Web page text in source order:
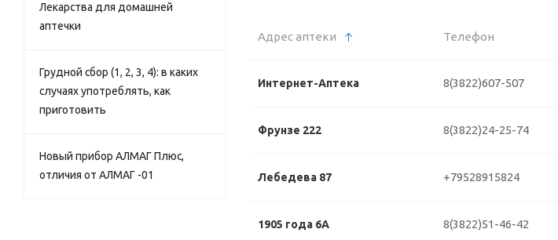
Адрес аптеки Телефон
Интернет-Аптека 8(3822)607-507
Фрунзе 222 8(3822)24-25-74
Лебедева 87 +79528915824
1905 года 6А 8(3822)51-46-42
Лекарства для домашней
аптечки
Грудной сбор (1, 2, 3, 4): в каких
случаях употреблять, как
приготовить
Новый прибор АЛМАГ Плюс,
отличия от АЛМАГ -01